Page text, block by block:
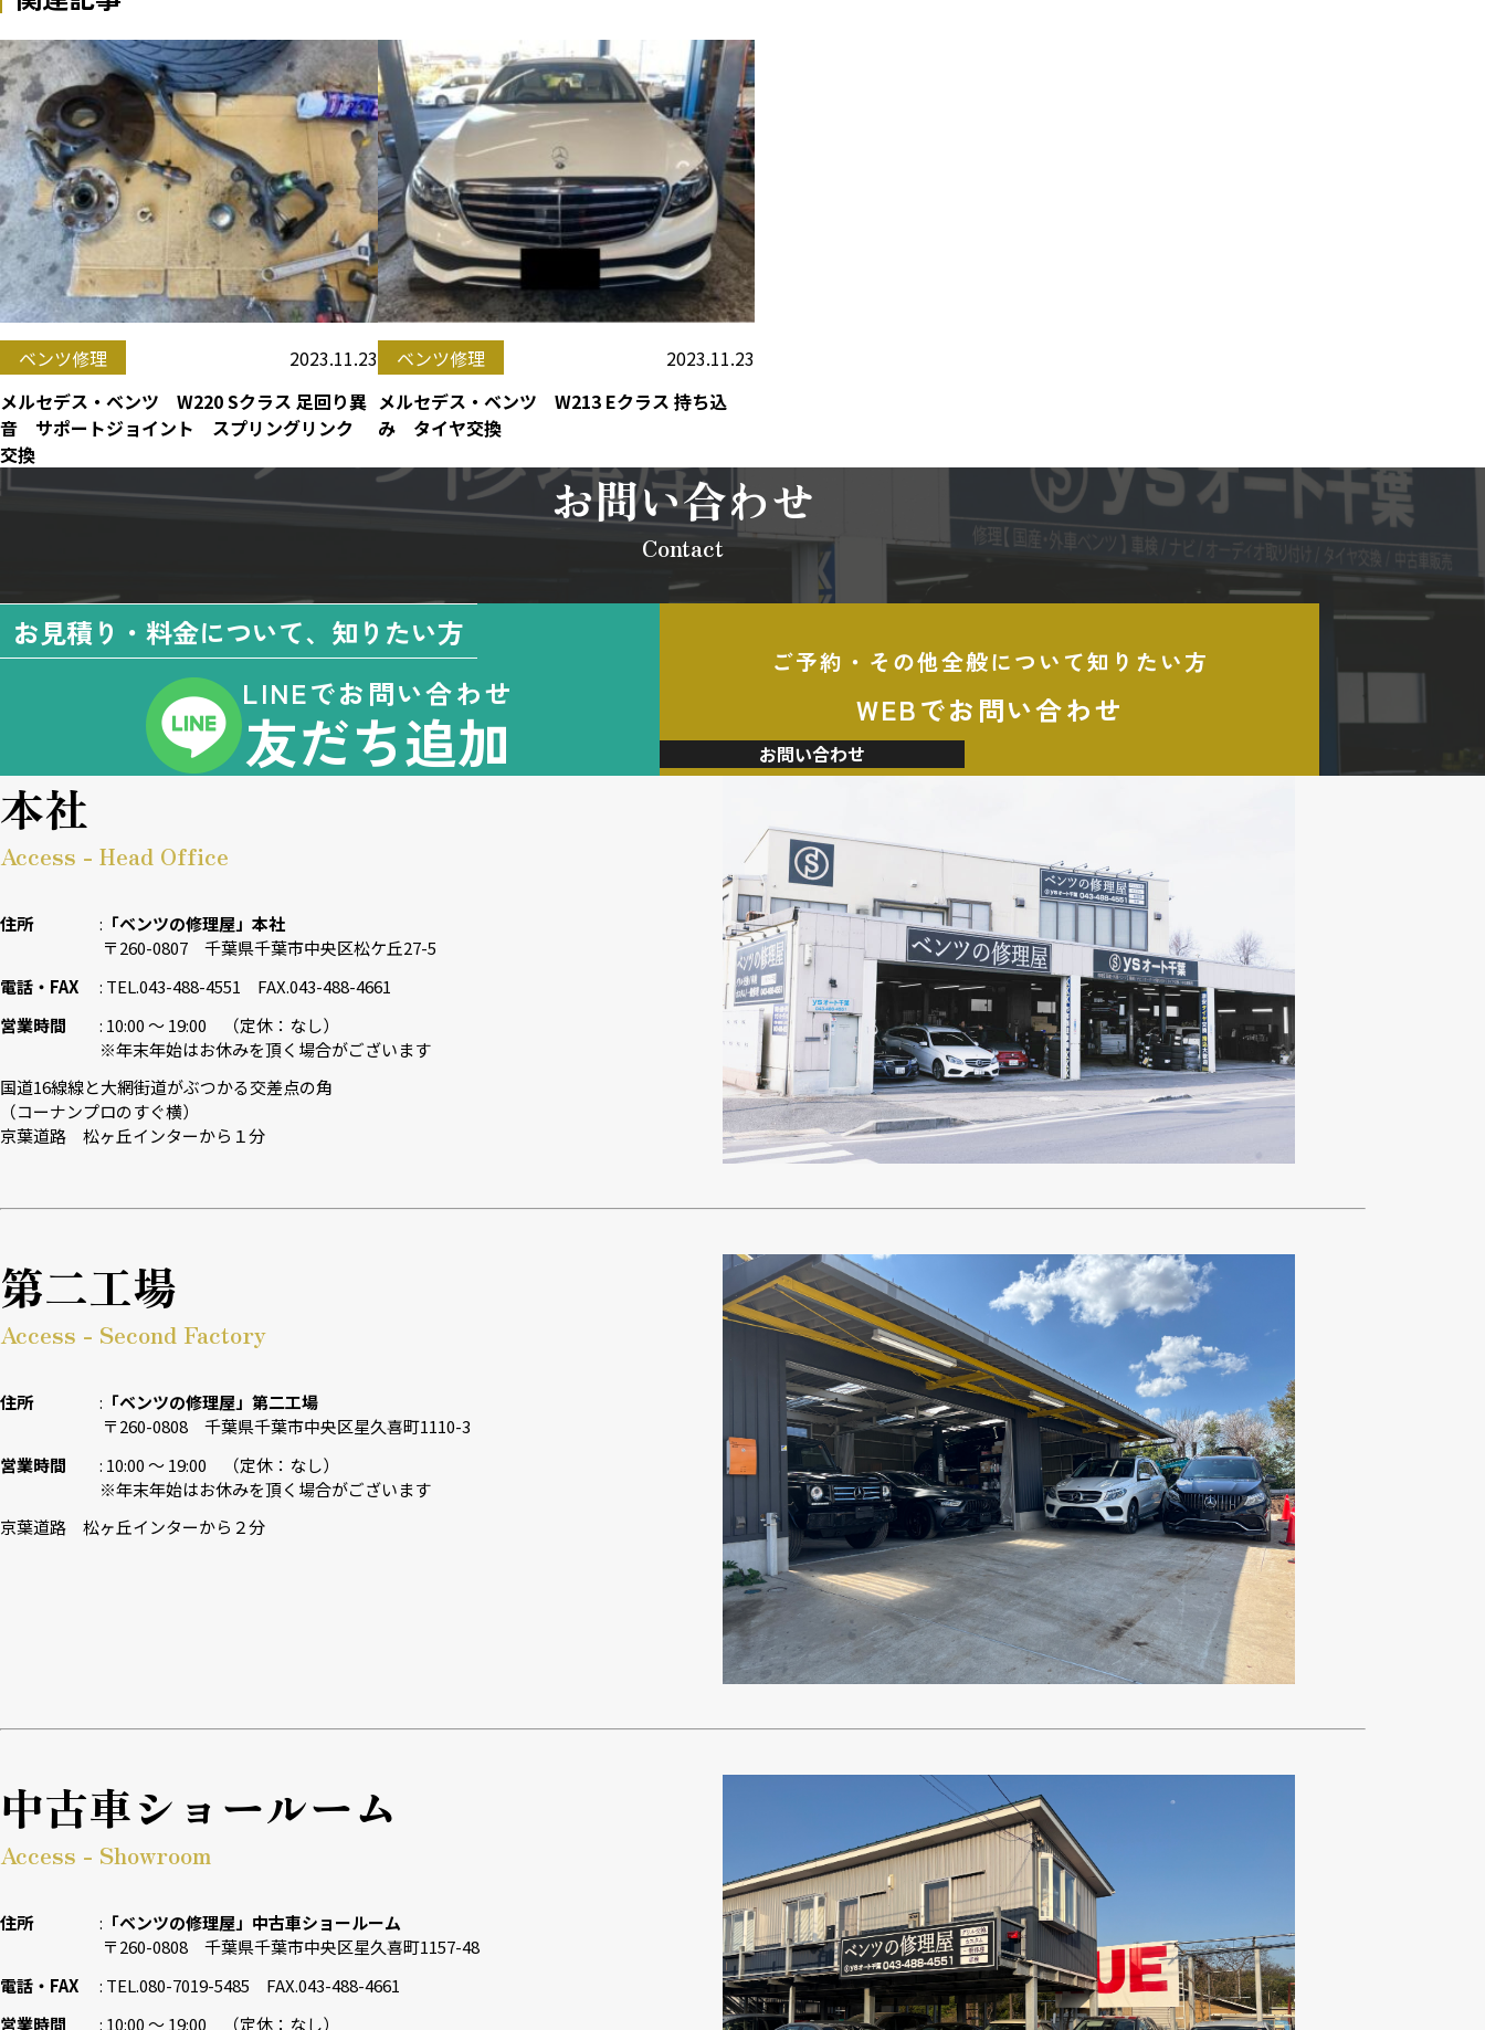
ベンツ修理
2023.11.23
メルセデス・ベンツ W220 Sクラス 足回り異
音 サポートジョイント スプリングリンク
交換
ベンツ修理
2023.11.23
メルセデス・ベンツ W213 Eクラス 持ち込
み タイヤ交換
お問い合わせ
Contact
お見積り・料金について、知りたい方
LINEでお問い合わせ
友だち追加
ご予約・その他全般について知りたい方
WEBでお問い合わせ
お問い合わせ
本社
Access - Head Office
住所
「ベンツの修理屋」本社
〒260-0807 千葉県千葉市中央区松ケ丘27-5
電話・FAX
TEL.043-488-4551 FAX.043-488-4661
営業時間
10:00 〜 19:00 （定休：なし）
※年末年始はお休みを頂く場合がございます
国道16線線と大網街道がぶつかる交差点の角
（コーナンプロのすぐ横）
京葉道路 松ヶ丘インターから１分
第二工場
Access - Second Factory
住所
「ベンツの修理屋」第二工場
〒260-0808 千葉県千葉市中央区星久喜町1110-3
営業時間
10:00 〜 19:00 （定休：なし）
※年末年始はお休みを頂く場合がございます
京葉道路 松ヶ丘インターから２分
中古車ショールーム
Access - Showroom
住所
「ベンツの修理屋」中古車ショールーム
〒260-0808 千葉県千葉市中央区星久喜町1157-48
電話・FAX
TEL.080-7019-5485 FAX.043-488-4661
営業時間
10:00 〜 19:00 （定休：なし）